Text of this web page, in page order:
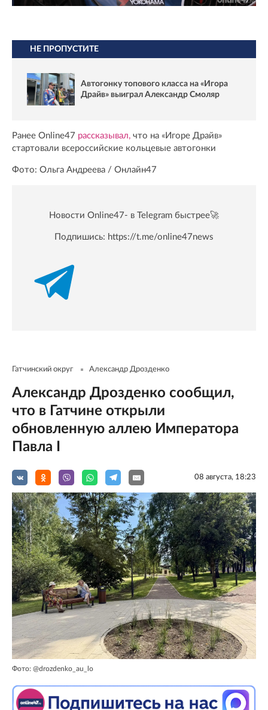
НЕ ПРОПУСТИТЕ
Автогонку топового класса на «Игора
Драйв» выиграл Александр Смоляр
Ранее Online47 рассказывал, что на «Игоре Драйв»
стартовали всероссийские кольцевые автогонки
Фото: Ольга Андреева / Онлайн47
Новости Online47- в Telegram быстрее🚀
Подпишись: https://t.me/online47news
Гатчинский округ Александр Дрозденко
Александр Дрозденко сообщил,
что в Гатчине открыли
обновленную аллею Императора
Павла I
08 августа, 18:23
Фото: @drozdenko_au_lo